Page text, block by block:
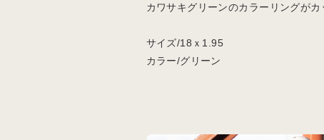
カワサキグリーンのカラーリングがカ
サイズ/18ｘ1.95
カラー/グリーン